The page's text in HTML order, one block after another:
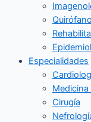
Quirófano
Especialidades
Medicina
Cirugía